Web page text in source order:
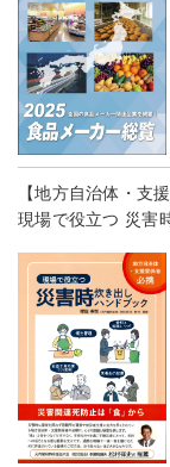
【地方自治体・支
現場で役立つ 災害